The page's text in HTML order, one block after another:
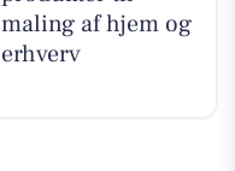
maling af hjem og
erhverv